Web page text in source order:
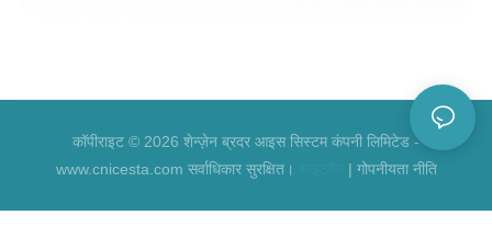
कॉपीराइट © 2026 शेन्ज़ेन ब्रदर आइस सिस्टम कंपनी लिमिटेड -
www.cnicesta.com सर्वाधिकार सुरक्षित।
| गोपनीयता नीति